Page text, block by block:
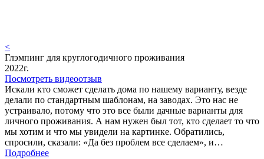
<
Глэмпинг для круглогодичного проживания
2022г.
Посмотреть видеоотзыв
Искали кто сможет сделать дома по нашему варианту, везде
делали по стандартным шаблонам, на заводах. Это нас не
устраивало, потому что это все были дачные варианты для
личного проживания. А нам нужен был тот, кто сделает то что
мы хотим и что мы увидели на картинке. Обратились,
спросили, сказали: «Да без проблем все сделаем», и…
Подробнее